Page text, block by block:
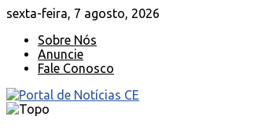
sexta-feira, 7 agosto, 2026
Sobre Nós
Anuncie
Fale Conosco